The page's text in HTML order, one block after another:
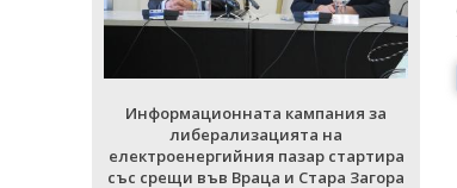
Информационната кампания за
либерализацията на
електроенергийния пазар стартира
със срещи във Враца и Стара Загора